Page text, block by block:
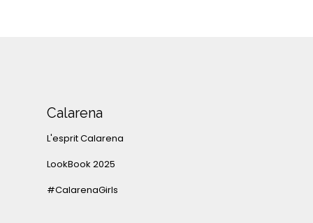
Calarena
L'esprit Calarena
LookBook 2025
#CalarenaGirls